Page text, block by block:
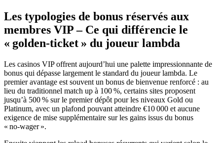
Les typologies de bonus réservés aux
membres VIP – Ce qui différencie le
« golden‑ticket » du joueur lambda
Les casinos VIP offrent aujourd’hui une palette impressionnante de
bonus qui dépasse largement le standard du joueur lambda. Le
premier avantage est souvent un bonus de bienvenue renforcé : au
lieu du traditionnel match up à 100 %, certains sites proposent
jusqu’à 500 % sur le premier dépôt pour les niveaux Gold ou
Platinum, avec un plafond pouvant atteindre €10 000 et aucune
exigence de mise supplémentaire sur les gains issus du bonus
« no‑wager ».